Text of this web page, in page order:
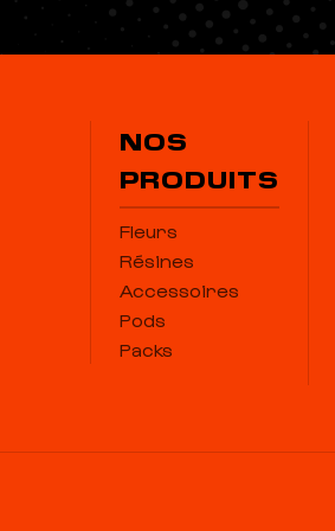
NOS
PRODUITS
Fleurs
Résines
Accessoires
Pods
Packs